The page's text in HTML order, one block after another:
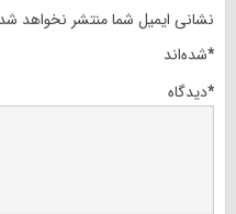
نشانی ایمیل شما منتشر نخواهد
شده‌اند*
دیدگاه*